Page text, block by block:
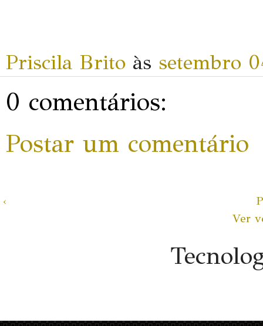
Priscila Brito às setembro
0 comentários:
Postar um comentário
‹
Ver